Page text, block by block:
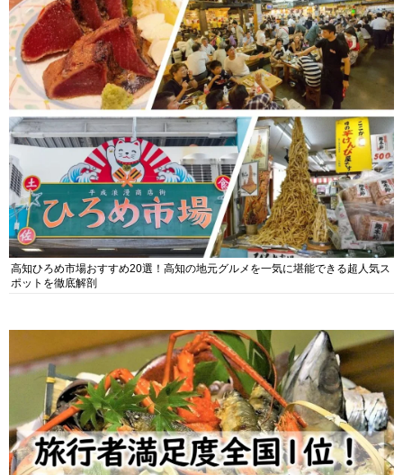
高知ひろめ市場おすすめ20選！高知の地元グルメを一気に堪能できる超人気ス
ポットを徹底解剖